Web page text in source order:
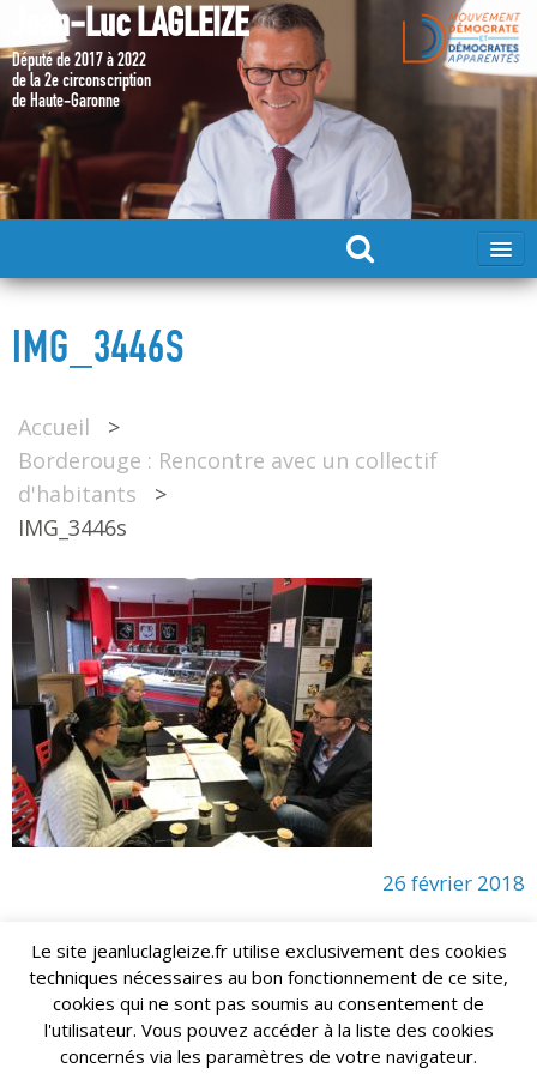
Jean-Luc LAGLEIZE
Député de 2017 à 2022
de la 2e circonscription
de Haute-Garonne
MA CANDIDATURE 2024
DÉPUTÉ 2017 – 2022
MES ACTIONS 2017 – 2022
IMG_3446S
Accueil
>
Borderouge : Rencontre avec un collectif
d'habitants
>
IMG_3446s
26 février 2018
Jean-Luc LAGLEIZE - e-mail : lagleize2024@gmail.com
Mentions Légales- Copyright © 2024. Tous droits réservés.
Le site jeanluclagleize.fr utilise exclusivement des cookies
techniques nécessaires au bon fonctionnement de ce site,
cookies qui ne sont pas soumis au consentement de
l'utilisateur. Vous pouvez accéder à la liste des cookies
concernés via les paramètres de votre navigateur.